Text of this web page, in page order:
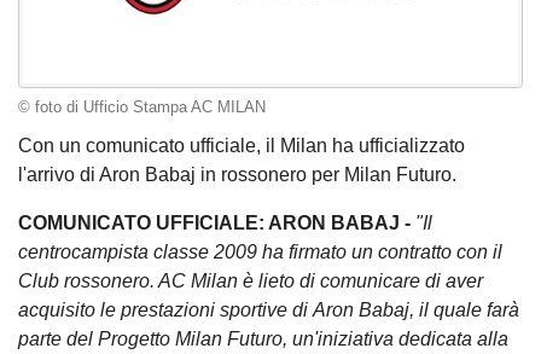
© foto di Ufficio Stampa AC MILAN
Con un comunicato ufficiale, il Milan ha ufficializzato
l'arrivo di Aron Babaj in rossonero per Milan Futuro.
COMUNICATO UFFICIALE: ARON BABAJ - "Il
centrocampista classe 2009 ha firmato un contratto con il
Club rossonero. AC Milan è lieto di comunicare di aver
acquisito le prestazioni sportive di Aron Babaj, il quale farà
parte del Progetto Milan Futuro, un'iniziativa dedicata alla